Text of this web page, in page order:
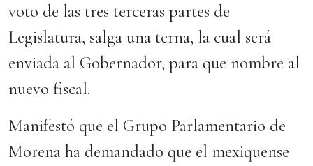
voto de las tres terceras partes de
Legislatura, salga una terna, la cual será
enviada al Gobernador, para que nombre al
nuevo fiscal.
Manifestó que el Grupo Parlamentario de
Morena ha demandado que el mexiquense